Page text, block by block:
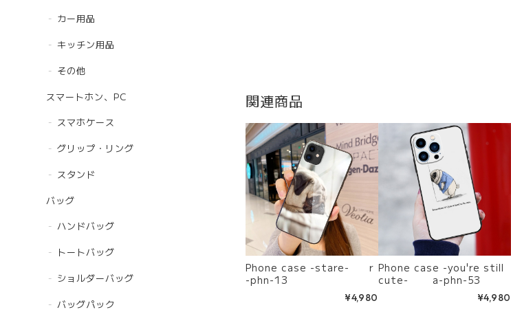
カー用品
キッチン用品
その他
スマートホン、PC
スマホケース
グリップ・リング
スタンド
バッグ
ハンドバッグ
トートバッグ
ショルダーバッグ
バッグパック
関連商品
Phone case -stare- r
-phn-13
¥4,980
Phone case -you're still
cute- a-phn-53
¥4,980